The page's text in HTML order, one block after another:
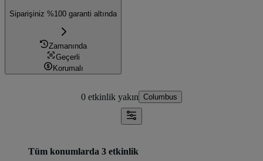
Siparişiniz %100 garanti altında
Zamanında
Geçerli
Korumalı
0 etkinlik yakın Columbus
Tüm konumlarda 3 etkinlik